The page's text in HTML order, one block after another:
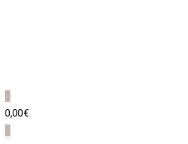
0,00€